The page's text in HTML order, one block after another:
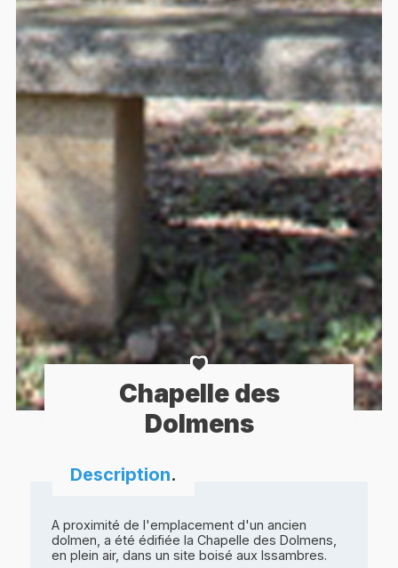
Chapelle des
Dolmens
Description.
A proximité de l'emplacement d'un ancien
dolmen, a été édifiée la Chapelle des Dolmens,
en plein air, dans un site boisé aux Issambres.